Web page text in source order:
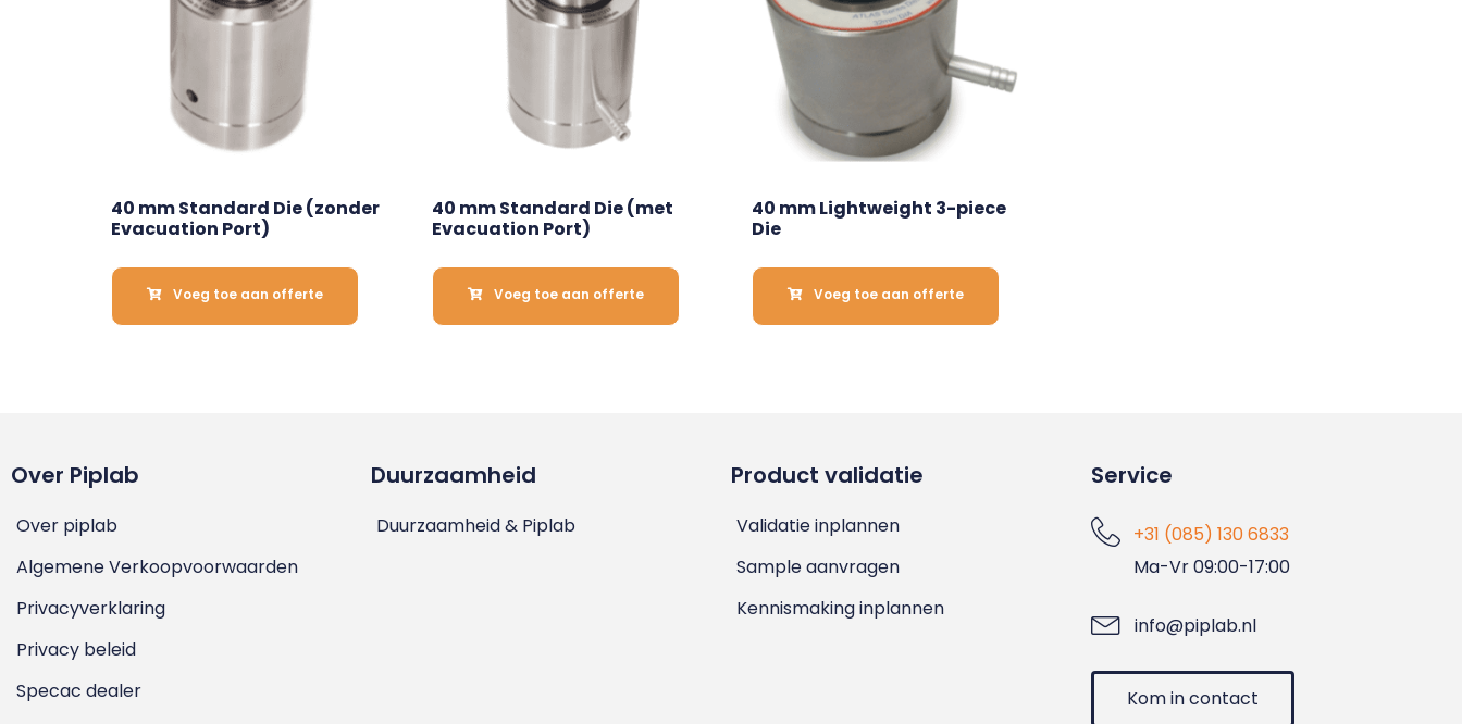
40 mm Standard Die (zonder
Evacuation Port)
Voeg toe aan offerte
40 mm Standard Die (met
Evacuation Port)
Voeg toe aan offerte
40 mm Lightweight 3-piece
Die
Voeg toe aan offerte
Over Piplab
Over piplab
Algemene Verkoopvoorwaarden
Privacyverklaring
Privacy beleid
Specac dealer
Duurzaamheid
Duurzaamheid & Piplab
Product validatie
Validatie inplannen
Sample aanvragen
Kennismaking inplannen
Service
+31 (085) 130 6833
Ma-Vr 09:00-17:00
info@piplab.nl
Kom in contact